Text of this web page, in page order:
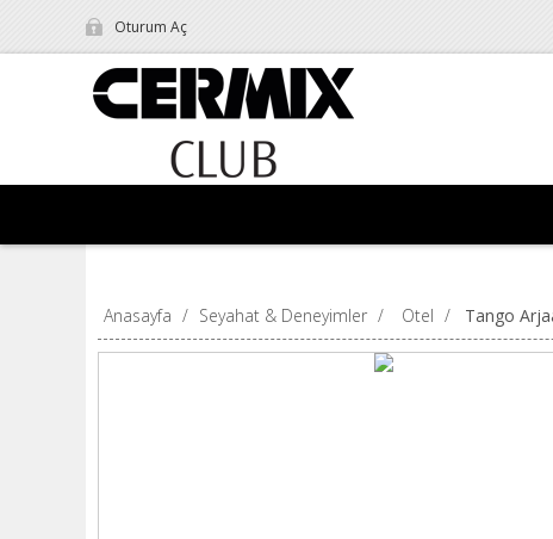
Oturum Aç
Anasayfa / Seyahat & Deneyimler / Otel / Tango